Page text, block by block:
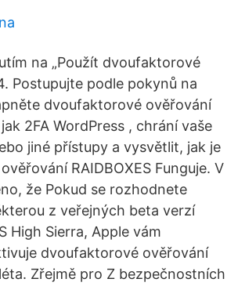
na „Použít dvoufaktorové
Postupujte podle pokynů na
dvoufaktorové ověřování
2FA WordPress , chrání vaše
jiné přístupy a vysvětlit, jak je
RAIDBOXES Funguje. V
že Pokud se rozhodnete
z veřejných beta verzí
High Sierra, Apple vám
dvoufaktorové ověřování
Zřejmě pro Z bezpečnostních